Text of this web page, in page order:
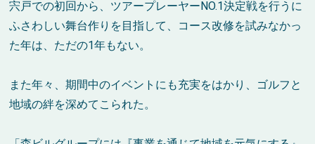
宍戸での初回から、ツアープレーヤーNO.1決定戦を行うに
ふさわしい舞台作りを目指して、コース改修を試みなかっ
た年は、ただの1年もない。
また年々、期間中のイベントにも充実をはかり、ゴルフと
地域の絆を深めてこられた。